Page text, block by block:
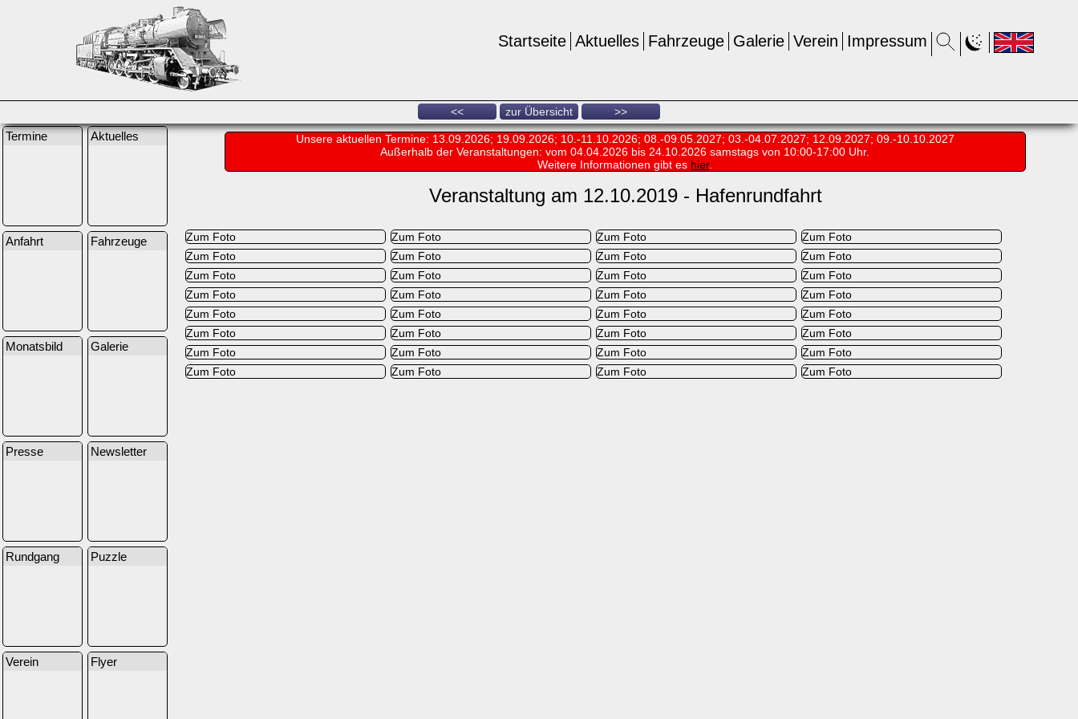
Impressum
Verein
Galerie
Fahrzeuge
Aktuelles
Startseite
<< zur Übersicht >>
Termine Aktuelles
Anfahrt Fahrzeuge
Monatsbild Galerie
Presse Newsletter
Rundgang Puzzle
Verein Flyer
Unsere aktuellen Termine: 13.09.2026; 19.09.2026; 10.-11.10.2026; 08.-09.05.2027; 03.-04.07.2027; 12.09.2027; 09.-10.10.2027
Außerhalb der Veranstaltungen:vom 04.04.2026 bis 24.10.2026 samstags von 10:00-17:00 Uhr.
Weitere Informationen gibt es hier.
Veranstaltung am 12.10.2019 - Hafenrundfahrt
Zum Foto Zum Foto Zum Foto
Zum Foto
Zum Foto
Zum Foto Zum Foto
Zum Foto
Zum Foto
Zum Foto Zum Foto
Zum Foto
Zum Foto
Zum Foto Zum Foto
Zum Foto
Zum Foto
Zum Foto Zum Foto
Zum Foto
Zum Foto
Zum Foto Zum Foto
Zum Foto
Zum Foto
Zum Foto Zum Foto
Zum Foto
Zum Foto
Zum Foto Zum Foto Zum Foto